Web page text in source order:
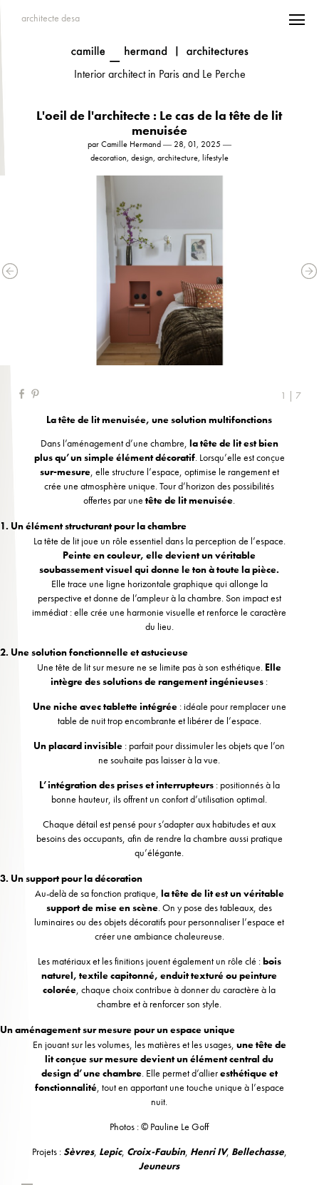
architecte desa
Interior architect in Paris and Le Perche
L'oeil de l'architecte : Le cas de la tête de lit
menuisée
par Camille Hermand ― 28, 01, 2025 ―
decoration, design, architecture, lifestyle
1 | 7
La tête de lit menuisée, une solution multifonctions
Dans l’aménagement d’une chambre, la tête de lit est bien
plus qu’un simple élément décoratif. Lorsqu’elle est conçue
sur-mesure, elle structure l’espace, optimise le rangement et
crée une atmosphère unique. Tour d’horizon des possibilités
offertes par unetête de lit menuisée.
1. Un élément structurant pour la chambre
La tête de lit joue un rôle essentiel dans la perception de l’espace.
Peinte en couleur, elle devient un véritable
soubassement visuel qui donne le ton à toute la pièce.
Elle trace une ligne horizontale graphique qui allonge la
perspective et donne de l’ampleur à la chambre. Son impact est
immédiat : elle crée une harmonie visuelle et renforce le caractère
du lieu.
2. Une solution fonctionnelle et astucieuse
Une tête de lit sur mesure ne se limite pas à son esthétique. Elle
intègre des solutions de rangement ingénieuses :
Une niche avec tablette intégrée: idéale pour remplacer une
table de nuit trop encombrante et libérer de l’espace.
Un placard invisible : parfait pour dissimuler les objets que l’on
ne souhaite pas laisser à la vue.
L’intégration des prises et interrupteurs: positionnés à la
bonne hauteur, ils offrent un confort d’utilisation optimal.
Chaque détail est pensé pour s’adapter aux habitudes et aux
besoins des occupants, afin de rendre la chambre aussi pratique
qu’élégante.
3. Un support pour la décoration
Au-delà de sa fonction pratique, la tête de lit est un véritable
support de mise en scène. On y pose des tableaux, des
luminaires ou des objets décoratifs pour personnaliser l’espace et
créer une ambiance chaleureuse.
Les matériaux et les finitions jouent également un rôle clé :bois
naturel, textile capitonné, enduit texturé ou peinture
colorée, chaque choix contribue à donner du caractère à la
chambre et à renforcer son style.
Un aménagement sur mesure pour un espace unique
En jouant sur les volumes, les matières et les usages, une tête de
lit conçue sur mesure devient un élément central du
design d’une chambre. Elle permet d’allieresthétique et
fonctionnalité, tout en apportant une touche unique à l’espace
nuit.
Photos : © Pauline Le Goff
Projets : Sèvres, Lepic, Croix-Faubin, Henri IV, Bellechasse,
Jeuneurs